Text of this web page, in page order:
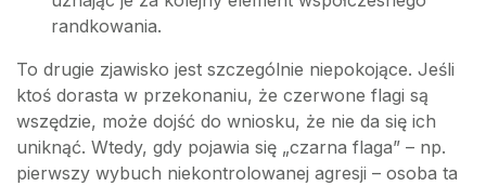
randkowania.
To drugie zjawisko jest szczególnie niepokojące. Jeśli
ktoś dorasta w przekonaniu, że czerwone flagi są
wszędzie, może dojść do wniosku, że nie da się ich
uniknąć. Wtedy, gdy pojawia się „czarna flaga” – np.
pierwszy wybuch niekontrolowanej agresji – osoba ta